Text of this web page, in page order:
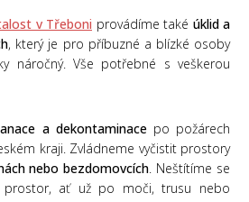
v Třeboni provádíme také úklid a
, který je pro příbuzné a blízké osoby
náročný. Vše potřebné s veškerou
a dekontaminacepo požárech
kraji. Zvládneme vyčistit prostory
nebo bezdomovcích. Neštítíme se
prostor, ať už po moči, trusu nebo